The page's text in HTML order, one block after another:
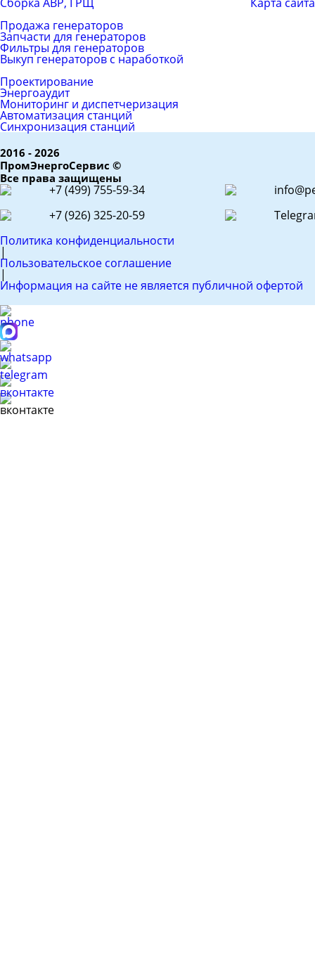
Каталог товаров
Продажа генераторов
Запчасти для генераторов
Фильтры для генераторов
Выкуп генераторов с наработкой
ЕРС (контракт)
Проектирование
Энергоаудит
Мониторинг и диспетчеризация
Автоматизация станций
Синхронизация станций
2016 - 2026
ПромЭнергоСервис ©
Все права защищены
+7 (499) 755-59-34
+7 (926) 325-20-59
Политика конфиденциальности
|
Пользовательское соглашение
|
Информация на сайте не является публичной офертой